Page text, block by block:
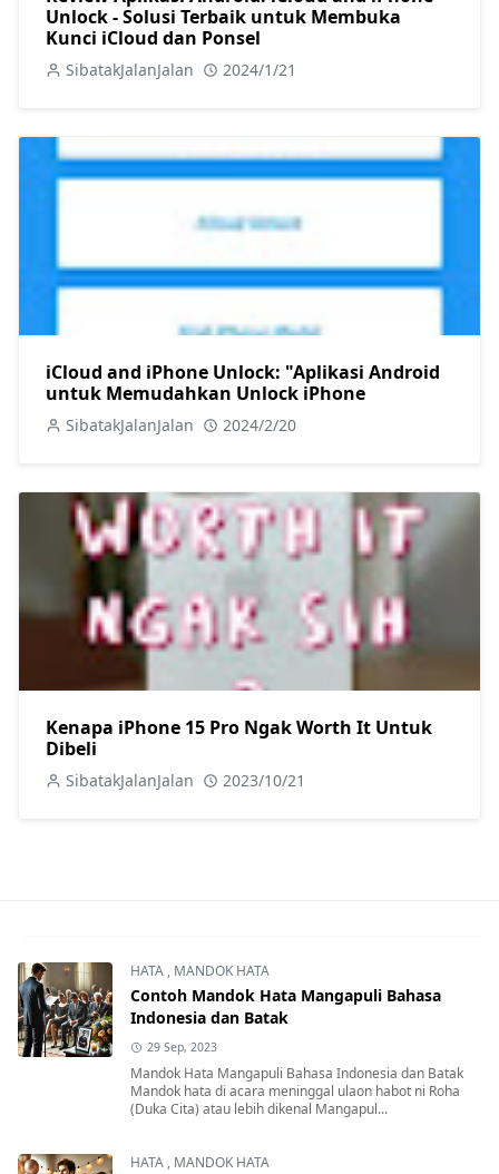
Review Aplikasi Android: iCloud and iPhone
Unlock - Solusi Terbaik untuk Membuka
iCloud and iPhone Unlock: "Aplikasi Android
Kenapa iPhone 15 Pro Ngak Worth It Untuk
HATA,MANDOK HATA
Contoh Mandok Hata Mangapuli Bahasa
Indonesia dan Batak
29 Sep, 2023
(Duka Cita) atau lebih dikenal Mangapul...